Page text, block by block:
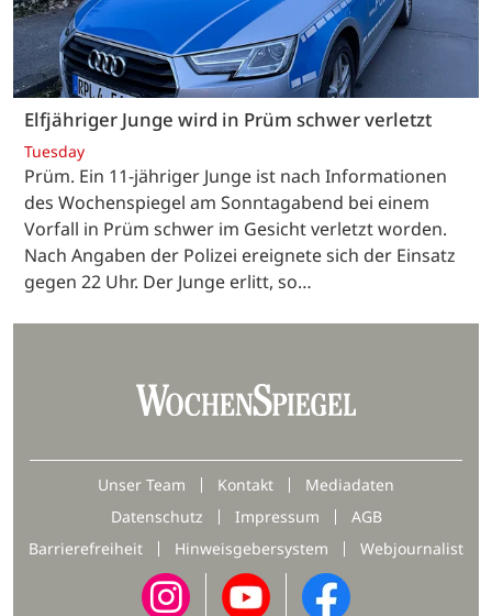
Elfjähriger Junge wird in Prüm schwer verletzt
Tuesday
Prüm. Ein 11-jähriger Junge ist nach Informationen
des Wochenspiegel am Sonntagabend bei einem
Vorfall in Prüm schwer im Gesicht verletzt worden.
Nach Angaben der Polizei ereignete sich der Einsatz
gegen 22 Uhr. Der Junge erlitt, so…
Unser Team Kontakt
Mediadaten
Datenschutz
Impressum
AGB
Barrierefreiheit
Hinweisgebersystem Webjournalist